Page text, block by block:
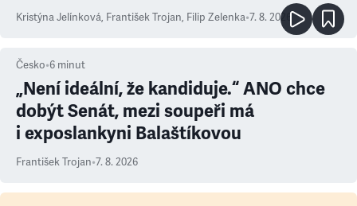
Kristýna Jelínková, František Trojan, Filip Zelenka•7. 8. 2026
Česko•6 minut
„Není ideální, že kandiduje.“ ANO chce
dobýt Senát, mezi soupeři má
i exposlankyni Balaštíkovou
František Trojan•7. 8. 2026